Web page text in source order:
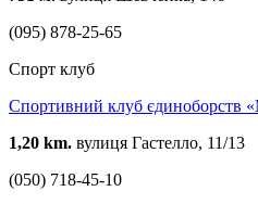
(095) 878-25-65
Спорт клуб
Спортивний клуб єдиноборств
1,20 km. вулиця Гастелло, 11/13
(050) 718-45-10